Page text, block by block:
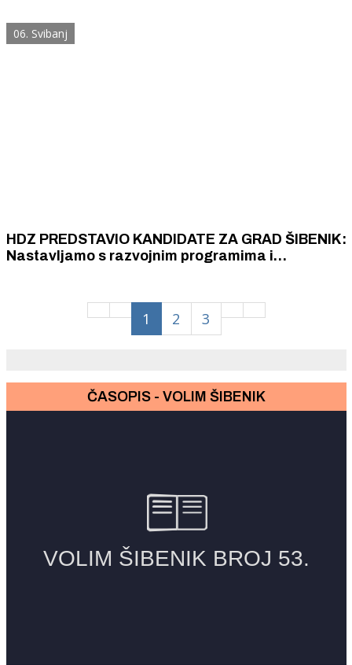
većinu promidžbe stvaraju u kućnoj radinosti
06. Svibanj
HDZ PREDSTAVIO KANDIDATE ZA GRAD ŠIBENIK:
Nastavljamo s razvojnim programima i
1 2 3
ČASOPIS - VOLIM ŠIBENIK